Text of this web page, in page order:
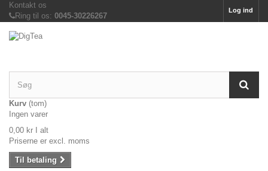
Log ind
Kontakt os
Ring til os: 0045-30226267
Kurv (tom)
Ingen varer
0,00 kr
I alt
Priserne er excl. moms
Til betaling